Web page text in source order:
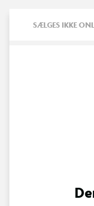
SÆLGES IKKE